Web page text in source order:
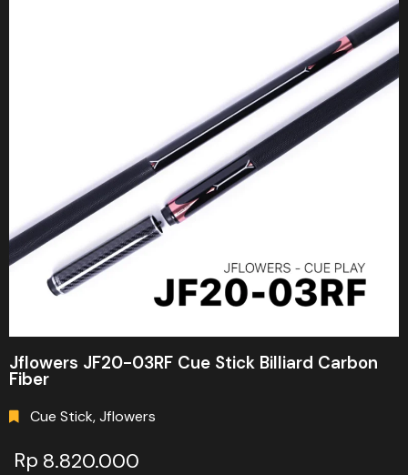
Jflowers JF20-03RF Cue Stick Billiard Carbon
Fiber
Cue Stick,Jflowers
Rp 8.820.000